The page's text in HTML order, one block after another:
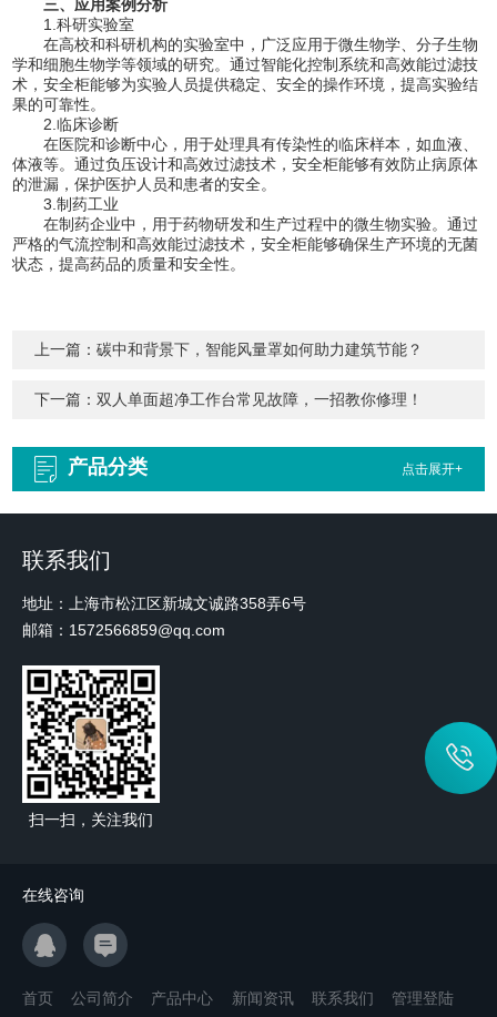
三、应用案例分析
1.科研实验室
在高校和科研机构的实验室中，广泛应用于微生物学、分子生物
学和细胞生物学等领域的研究。通过智能化控制系统和高效能过滤技
术，安全柜能够为实验人员提供稳定、安全的操作环境，提高实验结
果的可靠性。
2.临床诊断
在医院和诊断中心，用于处理具有传染性的临床样本，如血液、
体液等。通过负压设计和高效过滤技术，安全柜能够有效防止病原体
的泄漏，保护医护人员和患者的安全。
3.制药工业
在制药企业中，用于药物研发和生产过程中的微生物实验。通过
严格的气流控制和高效能过滤技术，安全柜能够确保生产环境的无菌
状态，提高药品的质量和安全性。
上一篇：碳中和背景下，智能风量罩如何助力建筑节能？
下一篇：双人单面超净工作台常见故障，一招教你修理！
产品分类 点击展开+
联系我们
地址：上海市松江区新城文诚路358弄6号
邮箱：1572566859@qq.com
扫一扫，关注我们
在线咨询
首页 公司简介 产品中心 新闻资讯 联系我们 管理登陆